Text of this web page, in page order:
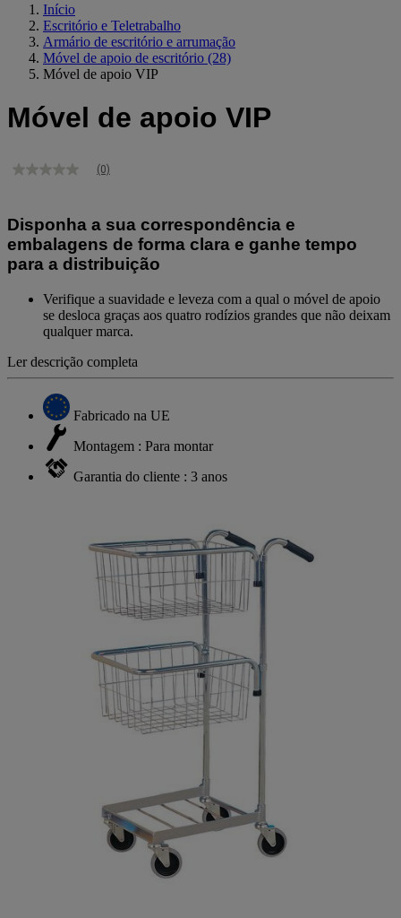
Início
Escritório e Teletrabalho
Armário de escritório e arrumação
Móvel de apoio de escritório (28)
Móvel de apoio VIP
Móvel de apoio VIP
Sem
classificação
Link
para
a
(0)
Disponha a sua correspondência e
embalagens de forma clara e ganhe tempo
para a distribuição
Verifique a suavidade e leveza com a qual o móvel de apoio
se desloca graças aos quatro rodízios grandes que não deixam
qualquer marca.
Ler descrição completa
Fabricado na UE
Montagem : Para montar
Garantia do cliente : 3 anos